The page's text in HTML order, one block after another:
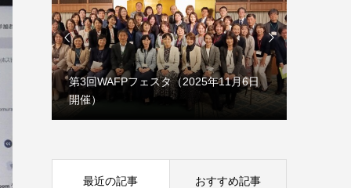

第3回WAFPフェスタ（2025年11月6日
開催）

最近の記事 おすすめ記事